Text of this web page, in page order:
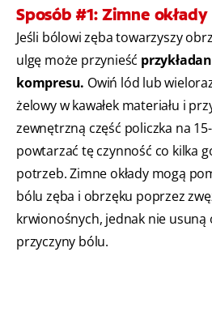
Sposób #1: Zimne okłady
Jeśli bólowi zęba towarzyszy
ulgę może przynieść
kompresu. Owiń lód lub
żelowy w kawałek materiału i
zewnętrzną część policzka na
powtarzać tę czynność co kilka
potrzeb. Zimne okłady mogą
bólu zęba i obrzęku poprzez
krwionośnych, jednak nie usuną
przyczyny bólu.